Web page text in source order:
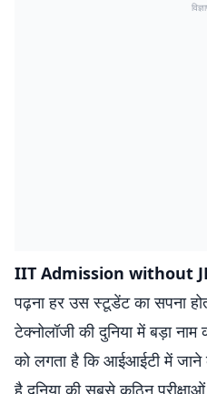
IIT Admission without
पढ़ना हर उस स्टूडेंट का सपना
टेक्नोलॉजी की दुनिया में बड़ा
को लगता है कि आईआईटी में जाने
है दुनिया की सबसे कठिन